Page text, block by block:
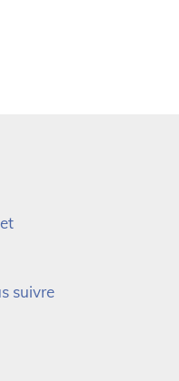
suivre